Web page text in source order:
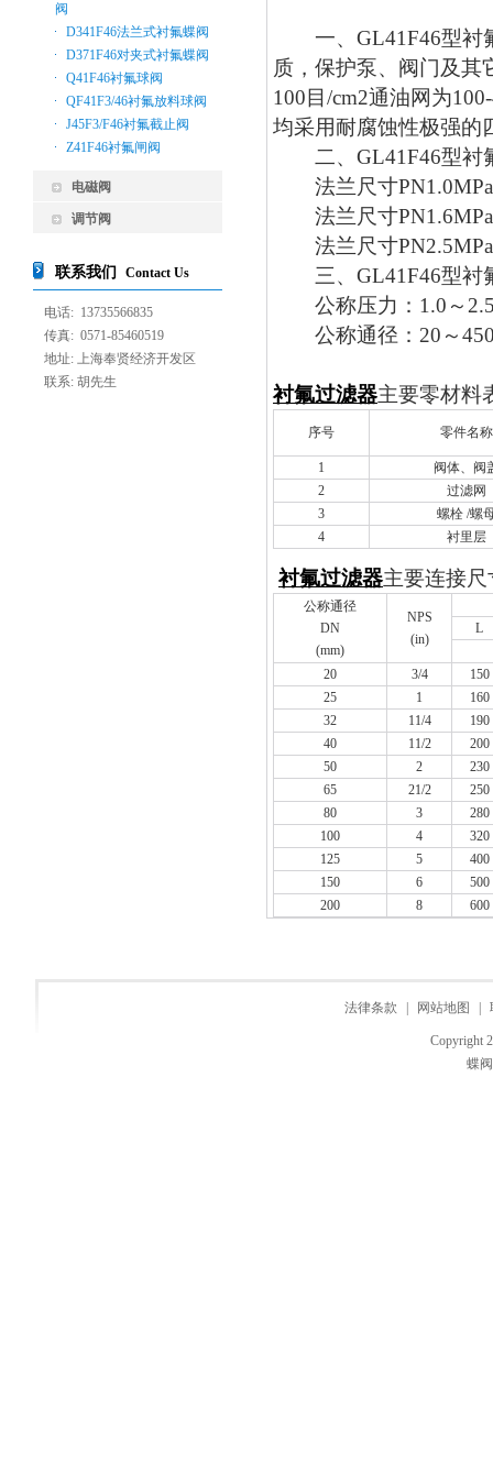
阀
D341F46法兰式衬氟蝶阀
D371F46对夹式衬氟蝶阀
Q41F46衬氟球阀
QF41F3/46衬氟放料球阀
J45F3/F46衬氟截止阀
Z41F46衬氟闸阀
电磁阀
调节阀
联系我们 Contact Us
电话: 13735566835
传真: 0571-85460519
地址: 上海奉贤经济开发区
联系: 胡先生
一、GL41F46型衬氟
质，保护泵、阀门及其
100目/cm2通油网为
均采用耐腐蚀性极强的
二、GL41F46型衬
法兰尺寸PN1.0MPa
法兰尺寸PN1.6MPa
法兰尺寸PN2.5MPa
三、GL41F46型衬
公称压力：1.0～
公称通径：20～
衬氟过滤器主要零材料
序号 零件名称
1
阀体、阀
2
过滤网
3
螺栓 /螺
4
衬里层
衬氟过滤器主要连接
公称通径
DN
(mm)
NPS
(in)
L
20 3/4
150
25
1
160
32
11/4
190
40
11/2
200
50
2
230
65
21/2
250
80
3
280
100
4
320
125
5
400
150
6
500
200
8 600
法律条款 网站地图
Copyright
蝶